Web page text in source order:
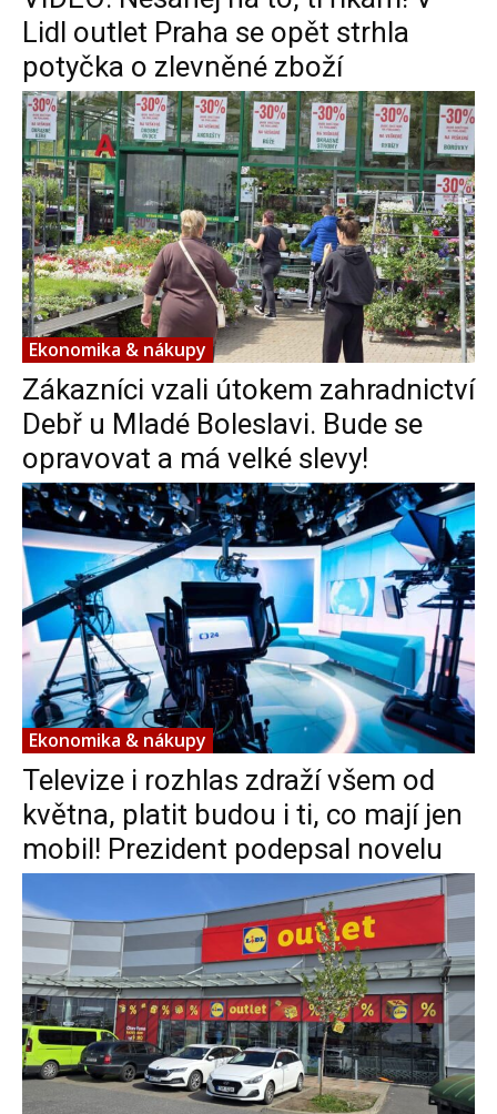
Lidl outlet Praha se opět strhla
potyčka o zlevněné zboží
Ekonomika & nákupy
Zákazníci vzali útokem zahradnictví
Debř u Mladé Boleslavi. Bude se
opravovat a má velké slevy!
Ekonomika & nákupy
Televize i rozhlas zdraží všem od
května, platit budou i ti, co mají jen
mobil! Prezident podepsal novelu